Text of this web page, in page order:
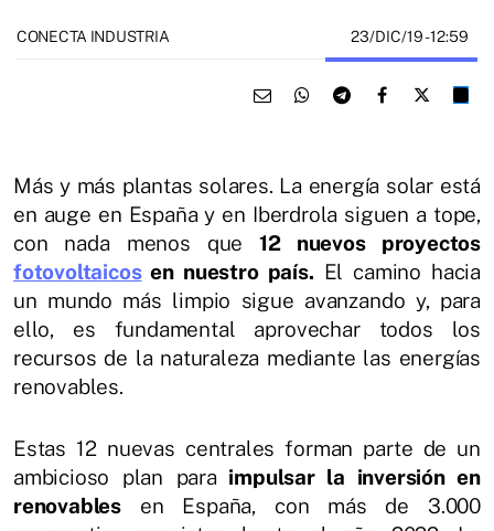
CONECTA INDUSTRIA 23/DIC/19- 12:59
Más y más plantas solares. La energía solar está
en auge en España y en Iberdrola siguen a tope,
con nada menos que12 nuevos proyectos
fotovoltaicosen nuestro país. El camino hacia
un mundo más limpio sigue avanzando y, para
ello, es fundamental aprovechar todos los
recursos de la naturaleza mediante las energías
renovables.
Estas 12 nuevas centrales forman parte de un
ambicioso plan para impulsar la inversión en
renovables en España, con más de 3.000